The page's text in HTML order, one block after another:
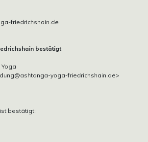
friedrichshain.de
bestätigt
yoga-friedrichshain.de>
bestätigt: